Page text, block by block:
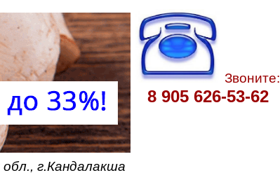
Звоните:
8 905 626-53-62
г.Кандалакша